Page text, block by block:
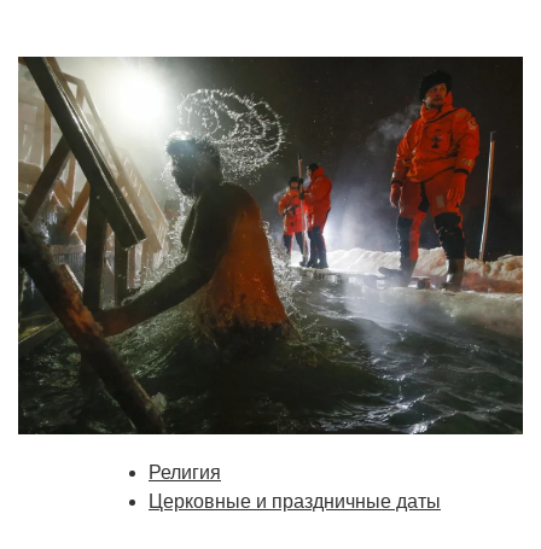
Религия
Церковные и праздничные даты